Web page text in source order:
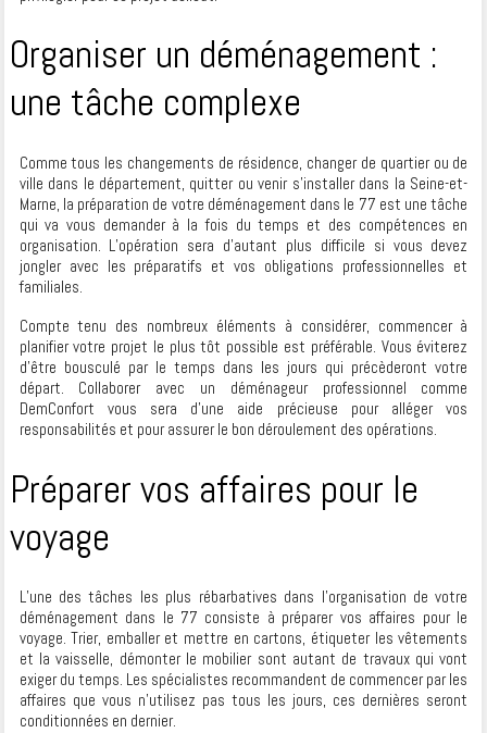
Organiser un déménagement :
une tâche complexe
Comme tous les changements de résidence, changer de quartier ou de
ville dans le département, quitter ou venir s’installer dans la Seine-et-
Marne, la préparation de votre déménagement dans le 77 est une tâche
qui va vous demander à la fois du temps et des compétences en
organisation. L’opération sera d’autant plus difficile si vous devez
jongler avec les préparatifs et vos obligations professionnelles et
familiales.
Compte tenu des nombreux éléments à considérer, commencer à
planifier votre projet le plus tôt possible est préférable. Vous éviterez
d’être bousculé par le temps dans les jours qui précèderont votre
départ. Collaborer avec un déménageur professionnel comme
DemConfort vous sera d’une aide précieuse pour alléger vos
responsabilités et pour assurer le bon déroulement des opérations.
Préparer vos affaires pour le
voyage
L’une des tâches les plus rébarbatives dans l’organisation de votre
déménagement dans le 77 consiste à préparer vos affaires pour le
voyage. Trier, emballer et mettre en cartons, étiqueter les vêtements
et la vaisselle, démonter le mobilier sont autant de travaux qui vont
exiger du temps. Les spécialistes recommandent de commencer par les
affaires que vous n’utilisez pas tous les jours, ces dernières seront
conditionnées en dernier.